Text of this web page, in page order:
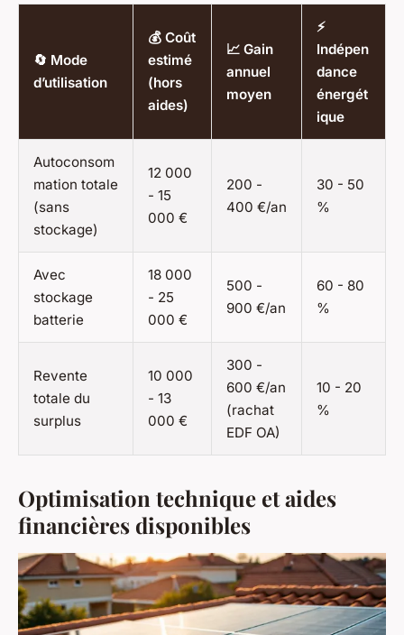
🔄 Mode
d’utilisation
💰 Coût
estimé
(hors
aides)
📈 Gain
annuel
moyen
⚡
Indépen
dance
énergét
ique
Autoconsom
mation totale
(sans
stockage)
12 000
- 15
000 €
200 -
400 €/an
30 - 50
%
Avec
stockage
batterie
18 000
- 25
000 €
500 -
900 €/an
60 - 80
%
Revente
totale du
surplus
10 000
- 13
000 €
300 -
600 €/an
(rachat
EDF OA)
10 - 20
%
Optimisation technique et aides
financières disponibles